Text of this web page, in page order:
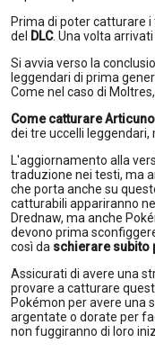
Prima di poter catturare
del
DLC. Una volta
Si avvia verso la
leggendari di prima
Come nel caso di
Come catturare Articuno
dei tre uccelli leggendari,
L'aggiornamento alla
traduzione nei testi, ma
che porta anche su
catturabili appariranno
Drednaw, ma anche
devono prima
così da schierare subito
Assicurati di avere una
provare a catturare
Pokémon per avere una
argentate o dorate per
non fuggiranno di loro